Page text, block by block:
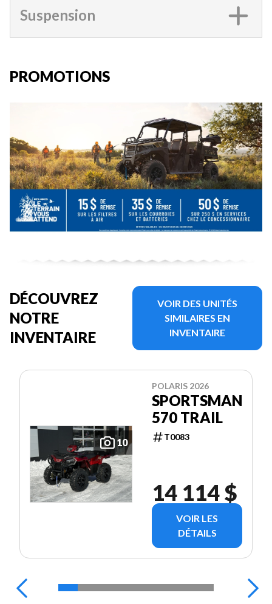
Suspension
PROMOTIONS
DÉCOUVREZ
NOTRE
INVENTAIRE
VOIR DES UNITÉS
SIMILAIRES EN
INVENTAIRE
10
POLARIS 2026
SPORTSMAN
570 TRAIL
T0083
14 114 $
VOIR LES
DÉTAILS